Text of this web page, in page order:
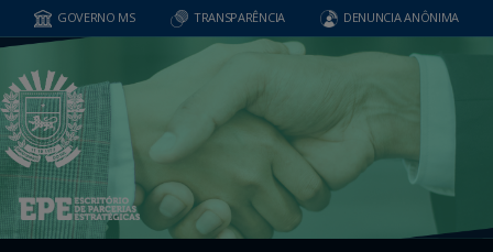
GOVERNO MS TRANSPARÊNCIA DENUNCIA ANÔNIMA